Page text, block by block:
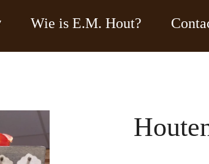
Wie is E.M. Hout?